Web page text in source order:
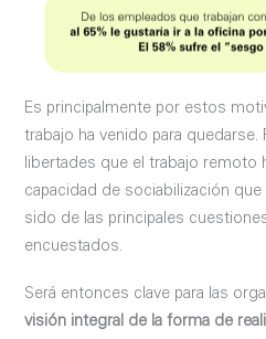
Es principalmente por estos
trabajo ha venido para
libertades que el trabajo remoto
capacidad de sociabilización
sido de las principales
encuestados.
Será entonces clave para las
visión integral de la forma de